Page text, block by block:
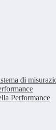
di
Performance